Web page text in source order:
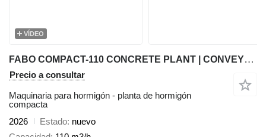
VÍDEO
FABO COMPACT-110 CONCRETE PLANT | CONVEYOR TYPE
Precio a consultar
Maquinaria para hormigón - planta de hormigón
compacta
2026
Estado nuevo